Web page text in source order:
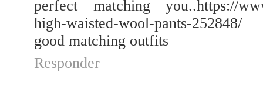
perfect matching you..https://
high-waisted-wool-pants-252848/
good matching outfits
Responder